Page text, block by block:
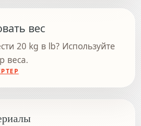
вес
20 kg в lb? Используйте
веса.